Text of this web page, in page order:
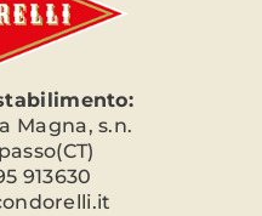
Magna, s.n.
913630